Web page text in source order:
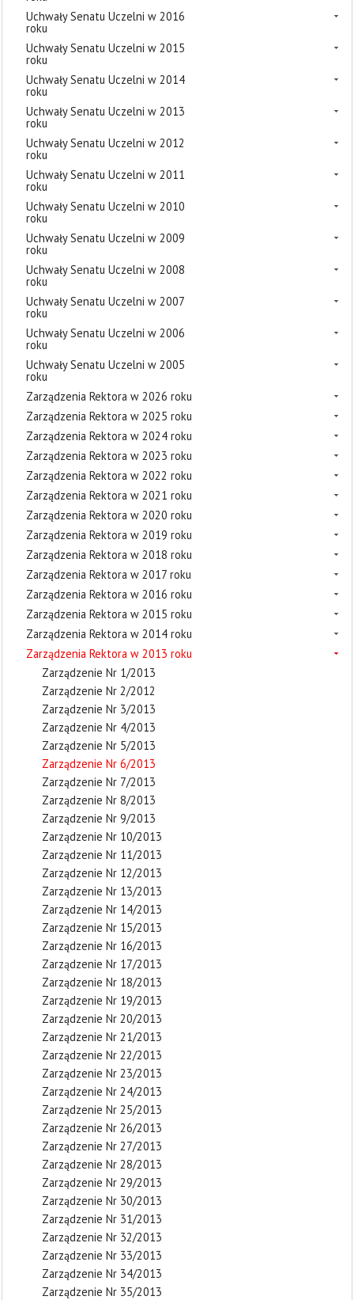
Uchwały Senatu Uczelni w 2016
roku
Uchwały Senatu Uczelni w 2015
roku
Uchwały Senatu Uczelni w 2014
roku
Uchwały Senatu Uczelni w 2013
roku
Uchwały Senatu Uczelni w 2012
roku
Uchwały Senatu Uczelni w 2011
roku
Uchwały Senatu Uczelni w 2010
roku
Uchwały Senatu Uczelni w 2009
roku
Uchwały Senatu Uczelni w 2008
roku
Uchwały Senatu Uczelni w 2007
roku
Uchwały Senatu Uczelni w 2006
roku
Uchwały Senatu Uczelni w 2005
roku
Zarządzenia Rektora w 2026 roku
Zarządzenia Rektora w 2025 roku
Zarządzenia Rektora w 2024 roku
Zarządzenia Rektora w 2023 roku
Zarządzenia Rektora w 2022 roku
Zarządzenia Rektora w 2021 roku
Zarządzenia Rektora w 2020 roku
Zarządzenia Rektora w 2019 roku
Zarządzenia Rektora w 2018 roku
Zarządzenia Rektora w 2017 roku
Zarządzenia Rektora w 2016 roku
Zarządzenia Rektora w 2015 roku
Zarządzenia Rektora w 2014 roku
Zarządzenia Rektora w 2013 roku
Zarządzenie Nr 1/2013
Zarządzenie Nr 2/2012
Zarządzenie Nr 3/2013
Zarządzenie Nr 4/2013
Zarządzenie Nr 5/2013
Zarządzenie Nr 6/2013
Zarządzenie Nr 7/2013
Zarządzenie Nr 8/2013
Zarządzenie Nr 9/2013
Zarządzenie Nr 10/2013
Zarządzenie Nr 11/2013
Zarządzenie Nr 12/2013
Zarządzenie Nr 13/2013
Zarządzenie Nr 14/2013
Zarządzenie Nr 15/2013
Zarządzenie Nr 16/2013
Zarządzenie Nr 17/2013
Zarządzenie Nr 18/2013
Zarządzenie Nr 19/2013
Zarządzenie Nr 20/2013
Zarządzenie Nr 21/2013
Zarządzenie Nr 22/2013
Zarządzenie Nr 23/2013
Zarządzenie Nr 24/2013
Zarządzenie Nr 25/2013
Zarządzenie Nr 26/2013
Zarządzenie Nr 27/2013
Zarządzenie Nr 28/2013
Zarządzenie Nr 29/2013
Zarządzenie Nr 30/2013
Zarządzenie Nr 31/2013
Zarządzenie Nr 32/2013
Zarządzenie Nr 33/2013
Zarządzenie Nr 34/2013
Zarządzenie Nr 35/2013